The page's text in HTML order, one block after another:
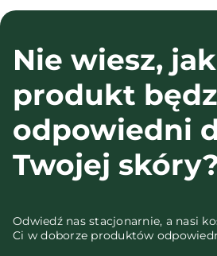
Nie wiesz,
produkt
odpowiedni
Twojej
Odwiedź nas stacjonarnie, a nasi
Ci w doborze produktów